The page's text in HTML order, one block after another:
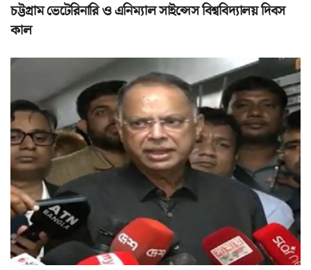
চট্টগ্রাম ভেটেরিনারি ও এনিম্যাল সাইন্সেস বিশ্ববিদ্যালয় দিবস
কাল